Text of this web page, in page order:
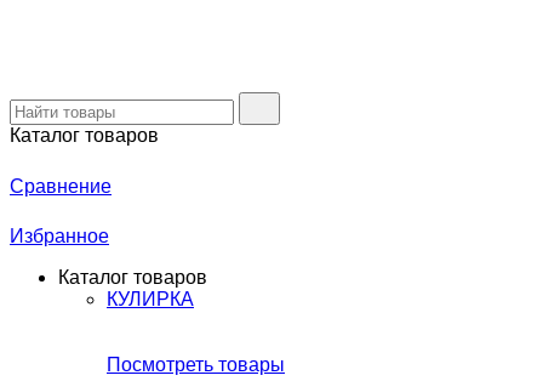
Каталог товаров
Сравнение
Избранное
Каталог товаров
КУЛИРКА
Посмотреть товары